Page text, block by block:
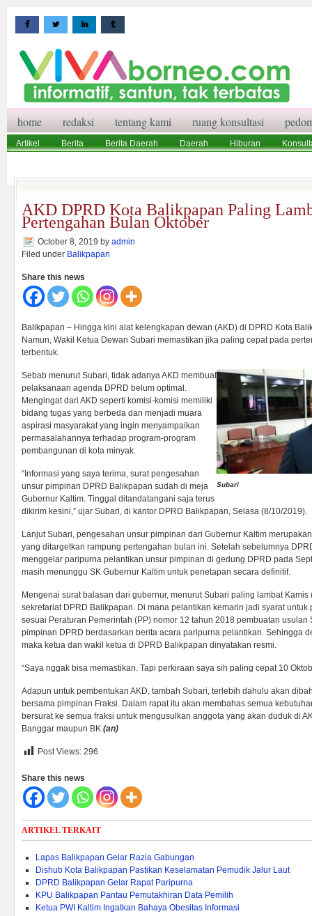
home redaksi tentang kami ruang konsultasi
Artikel Berita Berita Daerah Daerah Hiburan
AKD DPRD Kota Balikpapan Paling
Pertengahan Bulan Oktober
October 8, 2019 by admin
Filed under Balikpapan
Share this news
Balikpapan – Hingga kini alat kelengkapan dewan (AKD) di DPRD Kota
Namun, Wakil Ketua Dewan Subari memastikan jika paling cepat pada
terbentuk.
Subari
Sebab menurut Subari, tidak adanya AKD membuat
pelaksanaan agenda DPRD belum optimal.
Mengingat dari AKD seperti komisi-komisi memiliki
bidang tugas yang berbeda dan menjadi muara
aspirasi masyarakat yang ingin menyampaikan
permasalahannya terhadap program-program
pembangunan di kota minyak.
“Informasi yang saya terima, surat pengesahan
unsur pimpinan DPRD Balikpapan sudah di meja
Gubernur Kaltim. Tinggal ditandatangani saja terus
dikirim kesini,” ujar Subari, di kantor DPRD Balikpapan, Selasa (8/10/2019).
Lanjut Subari, pengesahan unsur pimpinan dari Gubernur Kaltim
yang ditargetkan rampung pertengahan bulan ini. Setelah sebelumnya
menggelar paripurna pelantikan unsur pimpinan di gedung DPRD pada
masih menunggu SK Gubernur Kaltim untuk penetapan secara definitif.
Mengenai surat balasan dari gubernur, menurut Subari paling lambat
sekretariat DPRD Balikpapan. Di mana pelantikan kemarin jadi syarat
sesuai Peraturan Pemerintah (PP) nomor 12 tahun 2018 pembuatan usulan
pimpinan DPRD berdasarkan berita acara paripurna pelantikan. Sehingga
maka ketua dan wakil ketua di DPRD Balikpapan dinyatakan resmi.
“Saya nggak bisa memastikan. Tapi perkiraan saya sih paling cepat 10
Adapun untuk pembentukan AKD, tambah Subari, terlebih dahulu akan
bersama pimpinan Fraksi. Dalam rapat itu akan membahas semua
bersurat ke semua fraksi untuk mengusulkan anggota yang akan duduk di
Banggar maupun BK.(an)
Post Views: 296
Share this news
ARTIKEL TERKAIT
Lapas Balikpapan Gelar Razia Gabungan
Dishub Kota Balikpapan Pastikan Keselamatan Pemudik Jalur Laut
DPRD Balikpapan Gelar Rapat Paripurna
KPU Balikpapan Pantau Pemutakhiran Data Pemilih
Ketua PWI Kaltim Ingatkan Bahaya Obesitas Informasi